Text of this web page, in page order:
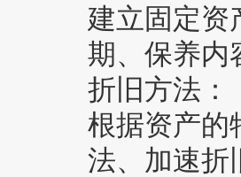
建立固定资
期、保养内
折旧方法：
根据资产的
法、加速折